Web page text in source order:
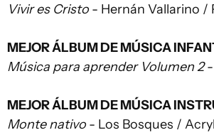
Vivir es Cristo - Hernán Vallarino /
MEJOR ÁLBUM DE MÚSICA
Música para aprender Volumen 2
MEJOR ÁLBUM DE MÚSICA
Monte nativo - Los Bosques /